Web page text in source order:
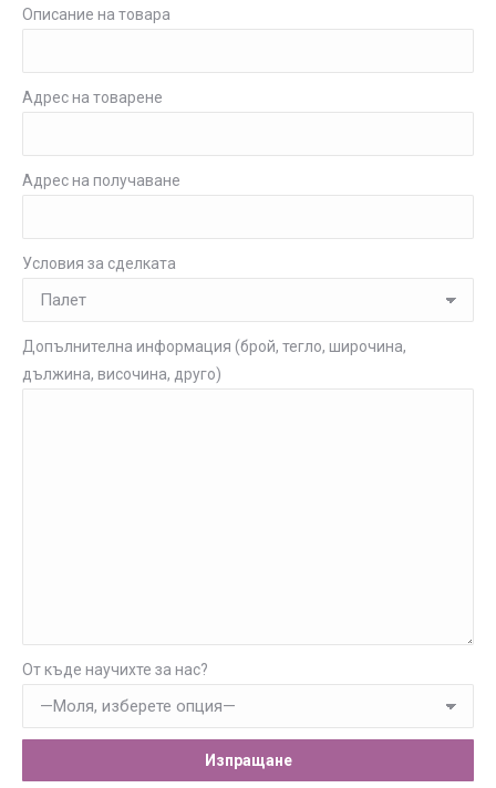
Описание на товара
Адрес на товарене
Адрес на получаване
Условия за сделката
Допълнителна информация (брой, тегло, широчина,
дължина, височина, друго)
От къде научихте за нас?